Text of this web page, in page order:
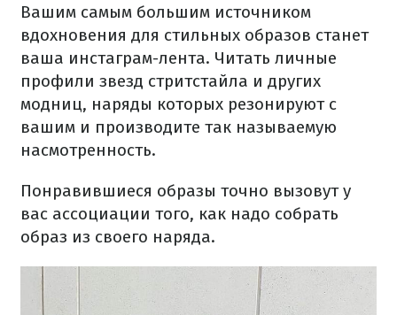
Вашим самым большим источником
вдохновения для стильных образов станет
ваша инстаграм-лента. Читать личные
профили звезд стритстайла и других
модниц, наряды которых резонируют с
вашим и производите так называемую
насмотренность.
Понравившиеся образы точно вызовут у
вас ассоциации того, как надо собрать
образ из своего наряда.